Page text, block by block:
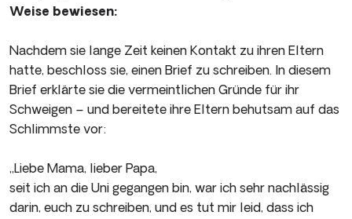
Weise bewiesen:
Nachdem sie lange Zeit keinen Kontakt zu ihren Eltern
hatte, beschloss sie, einen Brief zu schreiben. In diesem
Brief erklärte sie die vermeintlichen Gründe für ihr
Schweigen – und bereitete ihre Eltern behutsam auf das
Schlimmste vor:
„Liebe Mama, lieber Papa,
seit ich an die Uni gegangen bin, war ich sehr nachlässig
darin, euch zu schreiben, und es tut mir leid, dass ich